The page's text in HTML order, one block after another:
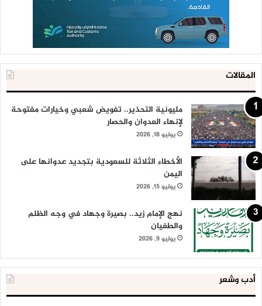
المقالات
مليونية التحذير.. تفويض شعبي وخيارات مفتوحة
لإنهاء العدوان والحصار
يوليو 18, 2026
الأخطاء الثلاثة للسعودية بتجديد عدوانها على
اليمن
يوليو 15, 2026
نهج الإمام زيد.. بصيرة وجهاد في وجه الظلم
والطغيان
يوليو 9, 2026
أدب وشعر